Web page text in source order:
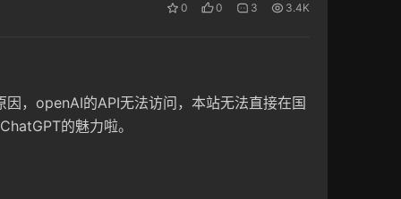
0 0 3 3.4K
，openAI的API无法访问，本站无法直接在国
的魅力啦。